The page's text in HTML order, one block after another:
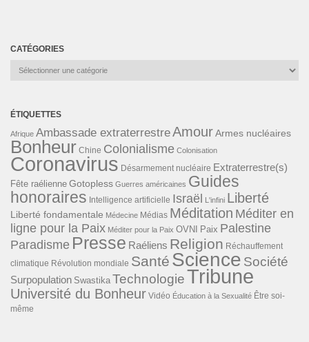
CATÉGORIES
Catégories
ÉTIQUETTES
Afrique Ambassade extraterrestreAmourArmes nucléaires
Bonheur Chine Colonialisme Colonisation
Coronavirus Désarmement nucléaire Extraterrestre(s)
Fête raélienne Gotopless Guerres américaines Guides
honoraires Intelligence artificielle Israël L'infini Liberté
Liberté fondamentale Médecine Médias Méditation Méditer en
ligne pour la Paix Méditer pour la Paix OVNI Paix Palestine
Paradisme Presse Raéliens Religion Réchauffement
climatique Révolution mondiale Santé Science Société
Surpopulation Swastika TechnologieTribune
Université du Bonheur Vidéo Éducation à la Sexualité Être soi-
même